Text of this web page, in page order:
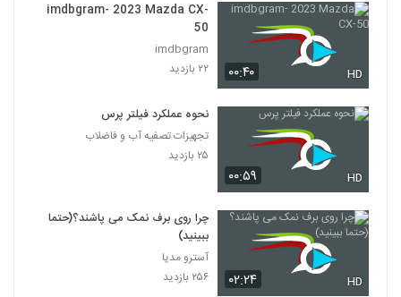
۰۰:۴۰ HD
imdbgram- 2023 Mazda CX-
50
imdbgram
۲۲ بازدید
۰۰:۵۹ HD
نحوه عملکرد فیلتر پرس
تجهیزات تصفیه آب و فاضلاب
۲۵ بازدید
۰۲:۲۴ HD
چرا روی برف نمک می پاشند؟(حتما
ببینید)
آسترو مدیا
۲۵۶ بازدید